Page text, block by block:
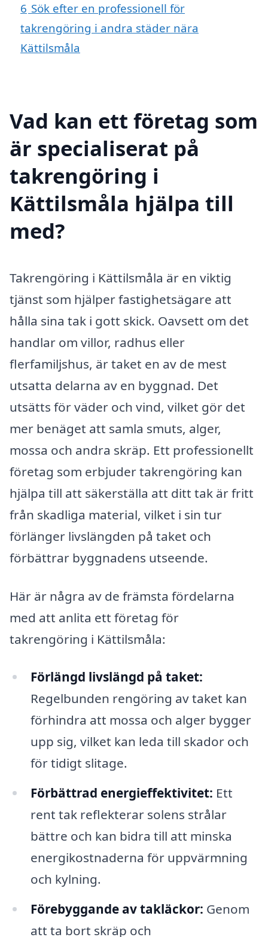
6 Sök efter en professionell för
takrengöring i andra städer nära
Kättilsmåla
Vad kan ett företag som
är specialiserat på
takrengöring i
Kättilsmåla hjälpa till
med?
Takrengöring i Kättilsmåla är en viktig
tjänst som hjälper fastighetsägare att
hålla sina tak i gott skick. Oavsett om det
handlar om villor, radhus eller
flerfamiljshus, är taket en av de mest
utsatta delarna av en byggnad. Det
utsätts för väder och vind, vilket gör det
mer benäget att samla smuts, alger,
mossa och andra skräp. Ett professionellt
företag som erbjuder takrengöring kan
hjälpa till att säkerställa att ditt tak är fritt
från skadliga material, vilket i sin tur
förlänger livslängden på taket och
förbättrar byggnadens utseende.
Här är några av de främsta fördelarna
med att anlita ett företag för
takrengöring i Kättilsmåla:
Förlängd livslängd på taket:
Regelbunden rengöring av taket kan
förhindra att mossa och alger bygger
upp sig, vilket kan leda till skador och
för tidigt slitage.
Förbättrad energieffektivitet: Ett
rent tak reflekterar solens strålar
bättre och kan bidra till att minska
energikostnaderna för uppvärmning
och kylning.
Förebyggande av takläckor: Genom
att ta bort skräp och